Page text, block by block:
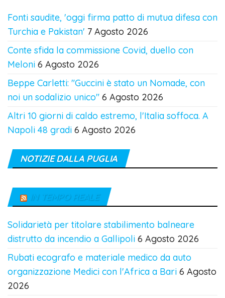
Fonti saudite, 'oggi firma patto di mutua difesa con
Turchia e Pakistan' 7 Agosto 2026
Conte sfida la commissione Covid, duello con
Meloni 6 Agosto 2026
Beppe Carletti: "Guccini è stato un Nomade, con
noi un sodalizio unico" 6 Agosto 2026
Altri 10 giorni di caldo estremo, l'Italia soffoca. A
Napoli 48 gradi 6 Agosto 2026
NOTIZIE DALLA PUGLIA
IN TEMPO REALE
Solidarietà per titolare stabilimento balneare
distrutto da incendio a Gallipoli 6 Agosto 2026
Rubati ecografo e materiale medico da auto
organizzazione Medici con l'Africa a Bari 6 Agosto
2026